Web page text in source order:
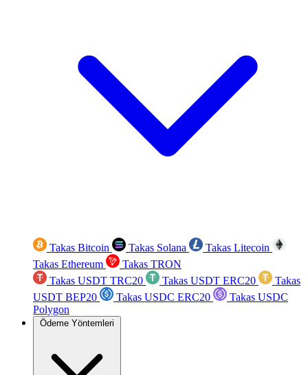
Takas Bitcoin Takas Solana
Takas Litecoin
Takas Ethereum
Takas TRON
Takas USDT TRC20
Takas USDT ERC20
Takas
USDT BEP20
Takas USDC ERC20
Takas USDC
Polygon
Ödeme Yöntemleri